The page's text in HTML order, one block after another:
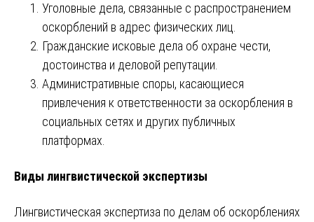
Уголовные дела, связанные с распространением
оскорблений в адрес физических лиц.
Гражданские исковые дела об охране чести,
достоинства и деловой репутации.
Административные споры, касающиеся
привлечения к ответственности за оскорбления в
социальных сетях и других публичных
платформах.
Виды лингвистической экспертизы
Лингвистическая экспертиза по делам об оскорблениях